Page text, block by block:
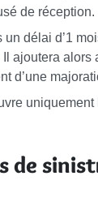
de réception.
délai d’1
ajoutera
d’une
de